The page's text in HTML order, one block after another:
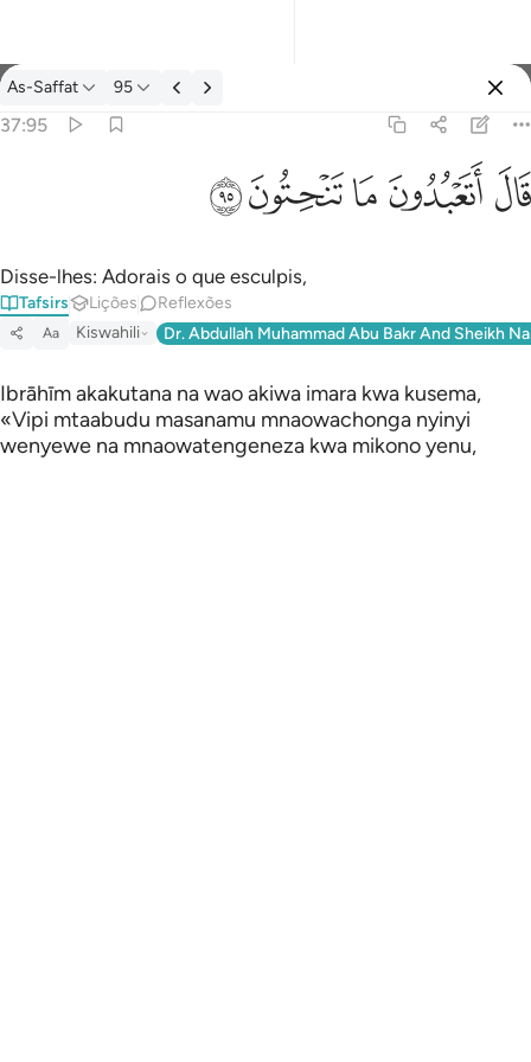
Tafsir: As-Saffat 37:95
As-Saffat 95
37:95
ﲟﲠﲡﲢﲣ
Disse-lhes: Adorais o que esculpis,
Tafsirs Lições Reflexões
Aa Kiswahili Dr. Abdullah Muhammad Abu Bakr And Sheikh
Ibrāhīm akakutana na wao akiwa imara kwa kusema,
«Vipi mtaabudu masanamu mnaowachonga nyinyi
wenyewe na mnaowatengeneza kwa mikono yenu,